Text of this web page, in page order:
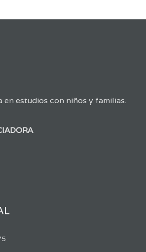
en estudios con niños y familias.